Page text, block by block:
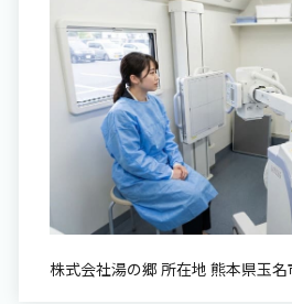
株式会社湯の郷 所在地 熊本県玉名